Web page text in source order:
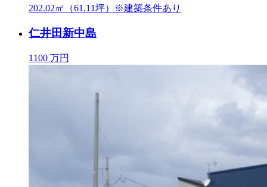
202.02㎡（61.11坪）※建築条件あり
仁井田新中島
1100 万円